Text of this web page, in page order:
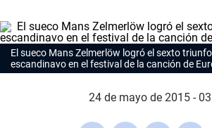
El sueco Mans Zelmerlöw logró el sexto
escandinavo en el festival de la canción de
24 de mayo de 2015 -